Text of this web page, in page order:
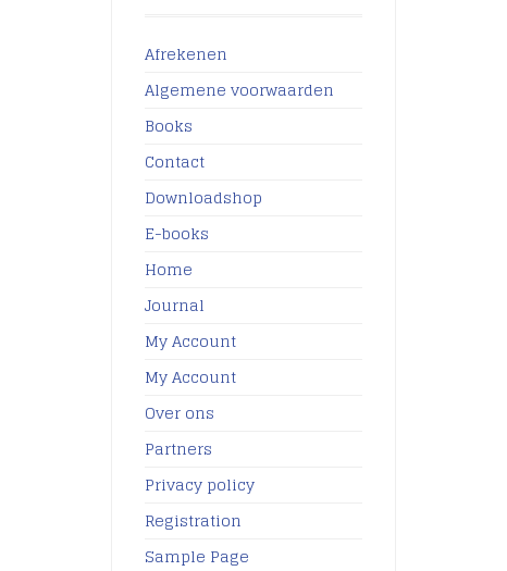
Afrekenen
Algemene voorwaarden
Books
Contact
Downloadshop
E-books
Home
Journal
My Account
My Account
Over ons
Partners
Privacy policy
Registration
Sample Page